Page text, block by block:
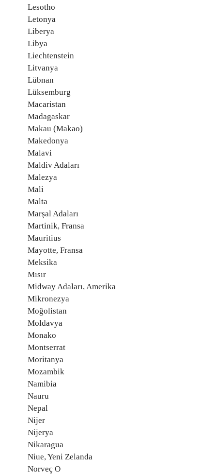
Lesotho
Letonya
Liberya
Libya
Liechtenstein
Litvanya
Lübnan
Lüksemburg
Macaristan
Madagaskar
Makau (Makao)
Makedonya
Malavi
Maldiv Adaları
Malezya
Mali
Malta
Marşal Adaları
Martinik, Fransa
Mauritius
Mayotte, Fransa
Meksika
Mısır
Midway Adaları, Amerika
Mikronezya
Moğolistan
Moldavya
Monako
Montserrat
Moritanya
Mozambik
Namibia
Nauru
Nepal
Nijer
Nijerya
Nikaragua
Niue, Yeni Zelanda
Norveç O